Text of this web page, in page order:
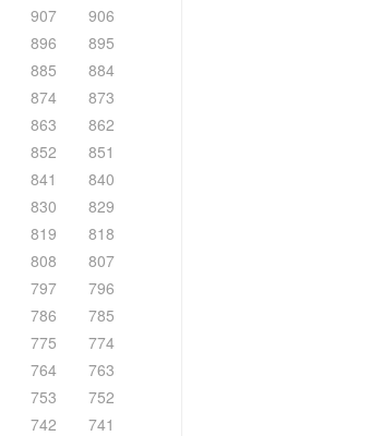
907
906
896
895
885
884
874
873
863
862
852
851
841
840
830
829
819
818
808
807
797
796
786
785
775
774
764
763
753
752
742
741